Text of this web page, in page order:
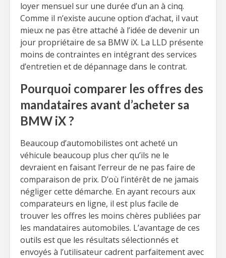
loyer mensuel sur une durée d’un an à cinq.
Comme il n’existe aucune option d’achat, il vaut
mieux ne pas être attaché à l’idée de devenir un
jour propriétaire de sa BMW iX. La LLD présente
moins de contraintes en intégrant des services
d’entretien et de dépannage dans le contrat.
Pourquoi comparer les offres des
mandataires avant d’acheter sa
BMW iX ?
Beaucoup d’automobilistes ont acheté un
véhicule beaucoup plus cher qu’ils ne le
devraient en faisant l’erreur de ne pas faire de
comparaison de prix. D’où l’intérêt de ne jamais
négliger cette démarche. En ayant recours aux
comparateurs en ligne, il est plus facile de
trouver les offres les moins chères publiées par
les mandataires automobiles. L’avantage de ces
outils est que les résultats sélectionnés et
envoyés à l’utilisateur cadrent parfaitement avec